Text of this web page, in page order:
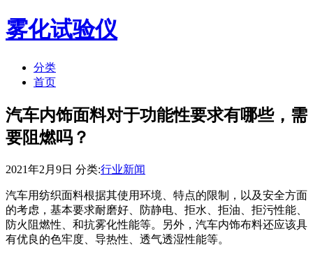
雾化试验仪
分类
首页
汽车内饰面料对于功能性要求有哪些，需
要阻燃吗？
2021年2月9日 分类:行业新闻
汽车用纺织面料根据其使用环境、特点的限制，以及安全方面
的考虑，基本要求耐磨好、防静电、拒水、拒油、拒污性能、
防火阻燃性、和抗雾化性能等。另外，汽车内饰布料还应该具
有优良的色牢度、导热性、透气透湿性能等。